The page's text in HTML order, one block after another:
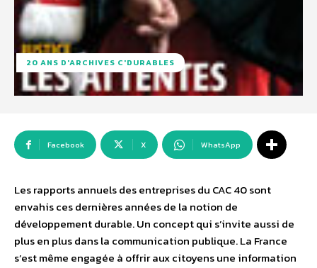
20 ANS D'ARCHIVES C'DURABLES
Facebook X WhatsApp
Les rapports annuels des entreprises du CAC 40 sont
envahis ces dernières années de la notion de
développement durable. Un concept qui s’invite aussi de
plus en plus dans la communication publique. La France
s’est même engagée à offrir aux citoyens une information